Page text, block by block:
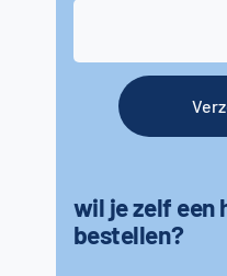
wil je zelf een
bestellen?